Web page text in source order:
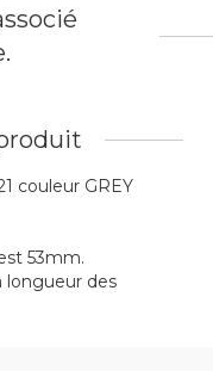
couleur GREY
53mm.
longueur des